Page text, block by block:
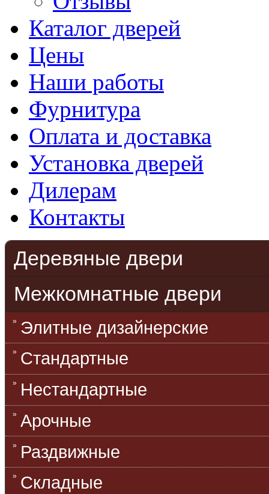
Каталог дверей
Цены
Наши работы
Фурнитура
Оплата и доставка
Установка дверей
Дилерам
Контакты
Деревяные двери
Межкомнатные двери
Элитные дизайнерские
Стандартные
Нестандартные
Арочные
Раздвижные
Складные